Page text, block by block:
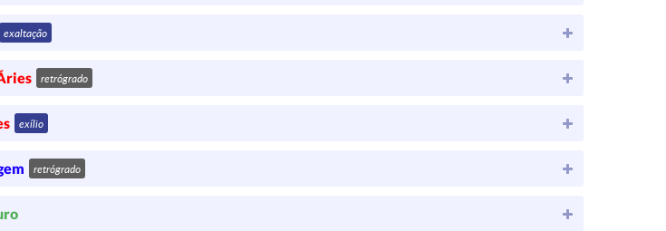
exaltação
retrógrado
exílio
retrógrado